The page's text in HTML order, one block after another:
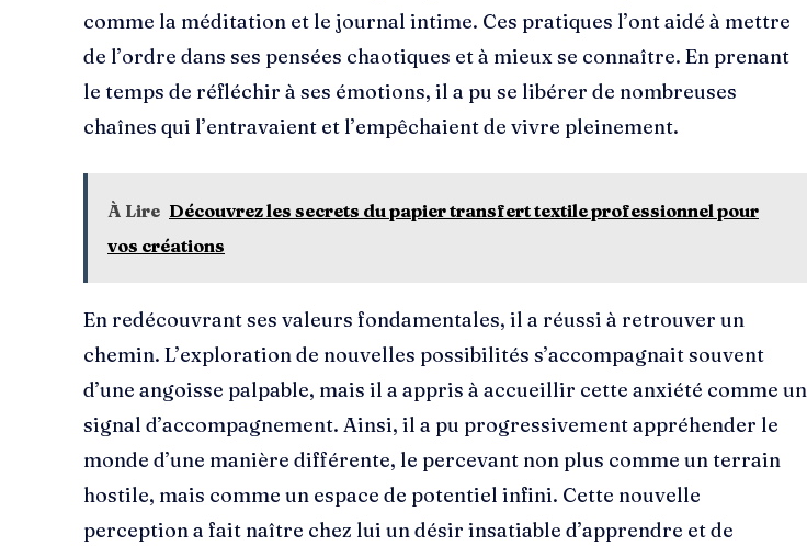
comme la méditation et le journal intime. Ces pratiques l’ont aidé à mettre
de l’ordre dans ses pensées chaotiques et à mieux se connaître. En prenant
le temps de réfléchir à ses émotions, il a pu se libérer de nombreuses
chaînes qui l’entravaient et l’empêchaient de vivre pleinement.
À Lire Découvrez les secrets du papier transfert textile professionnel pour
vos créations
En redécouvrant ses valeurs fondamentales, il a réussi à retrouver un
chemin. L’exploration de nouvelles possibilités s’accompagnait souvent
d’une angoisse palpable, mais il a appris à accueillir cette anxiété comme un
signal d’accompagnement. Ainsi, il a pu progressivement appréhender le
monde d’une manière différente, le percevant non plus comme un terrain
hostile, mais comme un espace de potentiel infini. Cette nouvelle
perception a fait naître chez lui un désir insatiable d’apprendre et de